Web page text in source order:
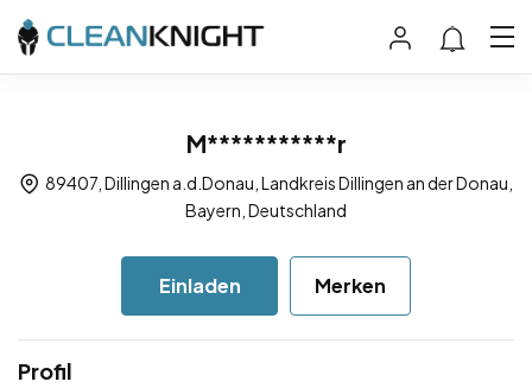
M***********r
89407, Dillingen a.d.Donau, Landkreis Dillingen an der Donau,
Bayern, Deutschland
Einladen Merken
Profil